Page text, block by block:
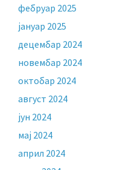
фебруар 2025
јануар 2025
децембар 2024
новембар 2024
октобар 2024
август 2024
јун 2024
мај 2024
април 2024